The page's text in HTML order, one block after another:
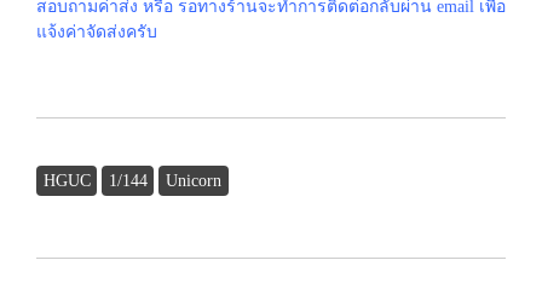
สอบถามค่าส่ง หรือ รอทางร้านจะทำการติดต่อกลับผ่าน email เพื่อ
แจ้งค่าจัดส่งครับ
HGUC 1/144 Unicorn